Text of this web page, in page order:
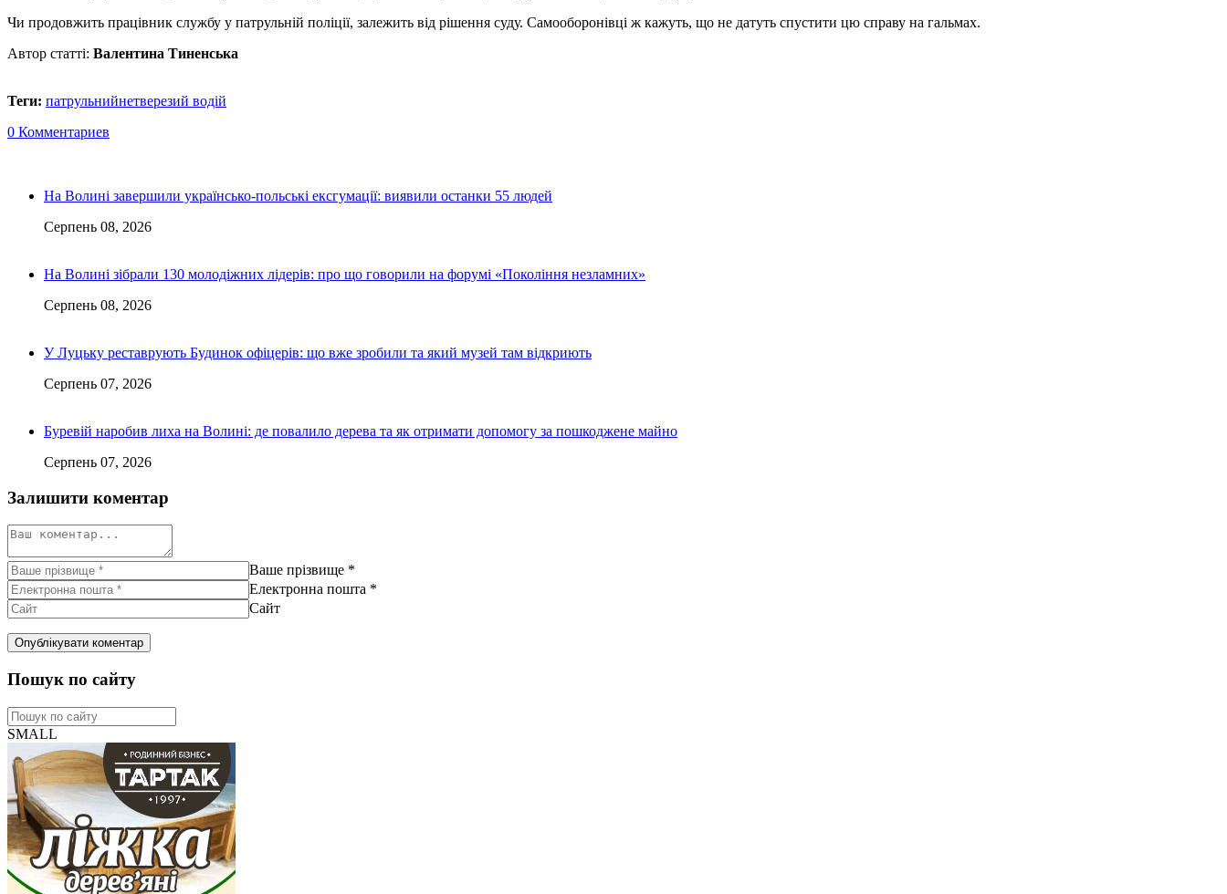
Чи продовжить працівник службу у патрульній поліції, залежить від рішення суду. Самооборонівці ж кажуть, що не датуть спустити цю справу на гальмах.
Автор статті: Валентина Тиненська
Теги: патрульнийнетверезий водій
0 Комментариев
На Волині завершили українсько-польські ексгумації: виявили останки 55 людей
Серпень 08, 2026
На Волині зібрали 130 молодіжних лідерів: про що говорили на форумі «Покоління незламних»
Серпень 08, 2026
У Луцьку реставрують Будинок офіцерів: що вже зробили та який музей там відкриють
Серпень 07, 2026
Буревій наробив лиха на Волині: де повалило дерева та як отримати допомогу за пошкоджене майно
Серпень 07, 2026
Залишити коментар
Ваше прізвище *
Електронна пошта *
Сайт
Пошук по сайту
SMALL